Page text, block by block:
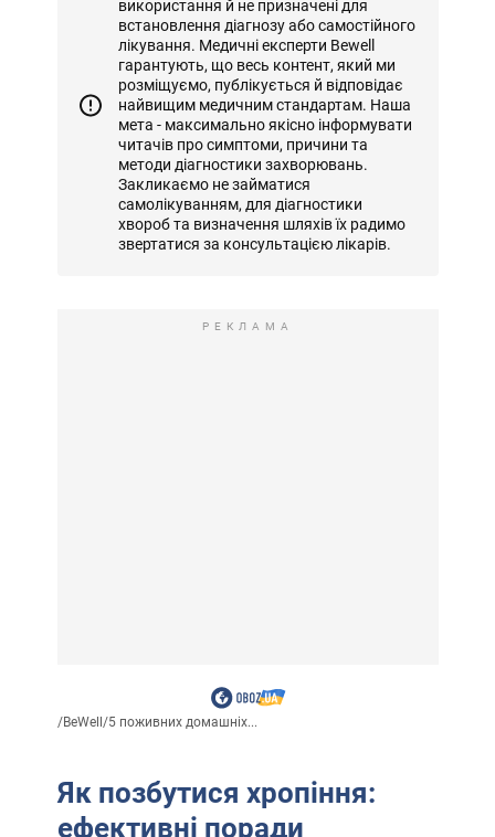
використання й не призначені для
встановлення діагнозу або самостійного
лікування. Медичні експерти Bewell
гарантують, що весь контент, який ми
розміщуємо, публікується й відповідає
найвищим медичним стандартам. Наша
мета - максимально якісно інформувати
читачів про симптоми, причини та
методи діагностики захворювань.
Закликаємо не займатися
самолікуванням, для діагностики
хвороб та визначення шляхів їх радимо
звертатися за консультацією лікарів.
РЕКЛАМА
/BeWell /5 поживних домашніх...
Як позбутися хропіння:
ефективні поради